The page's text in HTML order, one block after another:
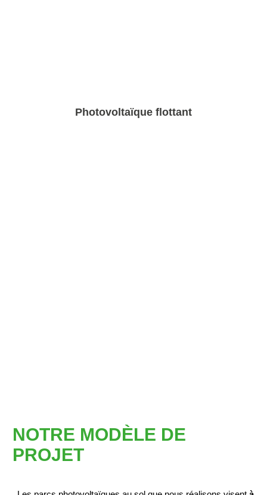
Photovoltaïque flottant
NOTRE MODÈLE DE
PROJET